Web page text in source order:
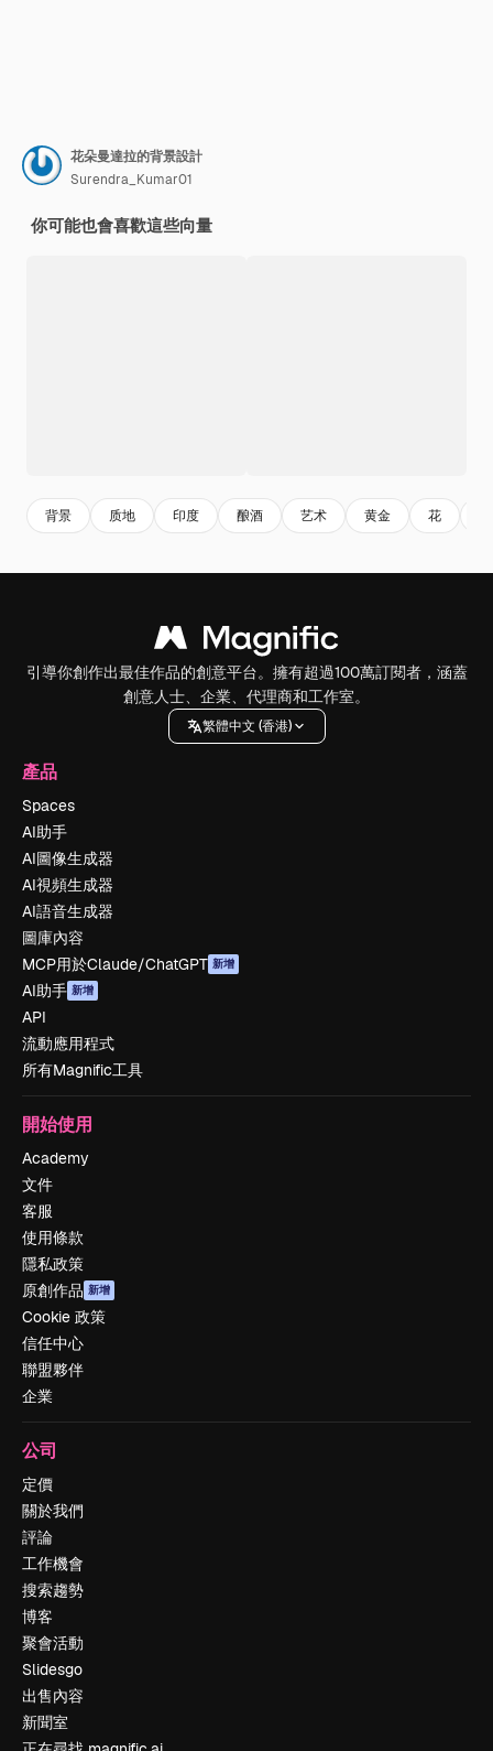
花朵曼達拉的背景設計
Surendra_Kumar01
你可能也會喜歡這些向量
背景 质地 印度 酿酒 艺术 黄金 花
引導你創作出最佳作品的創意平台。擁有超過100萬訂閱者，涵蓋
創意人士、企業、代理商和工作室。
繁體中文 (香港)
產品
Spaces
AI助手
AI圖像生成器
AI視頻生成器
AI語音生成器
圖庫內容
MCP用於Claude/ChatGPT 新增
AI助手 新增
API
流動應用程式
所有Magnific工具
開始使用
Academy
文件
客服
使用條款
隱私政策
原創作品 新增
Cookie 政策
信任中心
聯盟夥伴
企業
公司
定價
關於我們
評論
工作機會
搜索趨勢
博客
聚會活動
Slidesgo
出售內容
新聞室